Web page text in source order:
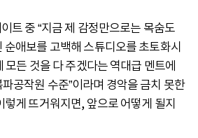
트 중 “지금 제 감정만으로는 목숨도
순애보를 고백해 스튜디오를 초토화시
모든 것을 다 주겠다는 역대급 멘트에
공작원 수준”이라며 경악을 금치 못한
렇게 뜨거워지면, 앞으로 어떻게 될지